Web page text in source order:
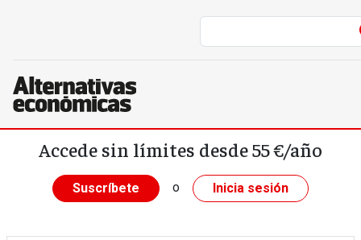
Pasar al contenido principal
Accede sin límites desde 55 €/año
Suscríbete o Inicia sesión